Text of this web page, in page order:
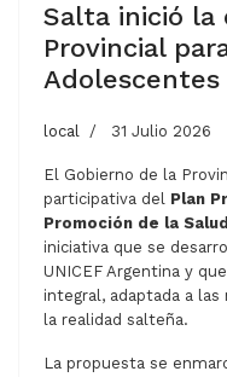
Salta inició la
Provincial
Adolescentes
local 31 Julio 2026
El Gobierno de la
participativa del Plan
Promoción de la
iniciativa que se
UNICEF Argentina y
integral, adaptada a
la realidad salteña.
La propuesta se